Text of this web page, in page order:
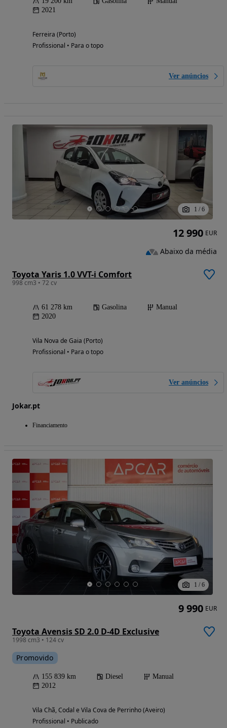
2021
Ferreira (Porto)
Profissional • Para o topo
Ver anúncios
1 / 6
Toyota Yaris 1.0 VVT-i Comfort
998 cm3 • 72 cv
61 278 km Gasolina
Manual
2020
Vila Nova de Gaia (Porto)
Profissional • Para o topo
Ver anúncios
Jokar.pt
Financiamento
12 990 EUR
Abaixo da média
1 / 6
Toyota Avensis SD 2.0 D-4D Exclusive
1998 cm3 • 124 cv
Promovido
155 839 km Diesel
Manual
2012
Vila Chã, Codal e Vila Cova de Perrinho (Aveiro)
Profissional • Publicado
9 990 EUR